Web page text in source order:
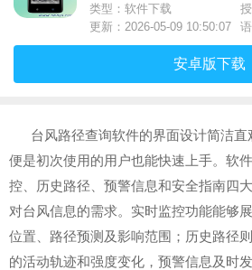
类型：软件下载
更新：2026-05-09 10:50:07
安卓版下载
台风路径查询软件的界面设计简洁
便是初次使用的用户也能快速上手。软
控、历史路径、预警信息和安全指南四
对台风信息的需求。实时监控功能能够
位置、路径预测及影响范围；历史路径
的活动轨迹和强度变化，预警信息及时